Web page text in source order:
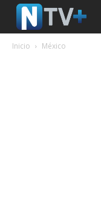
Inicio México